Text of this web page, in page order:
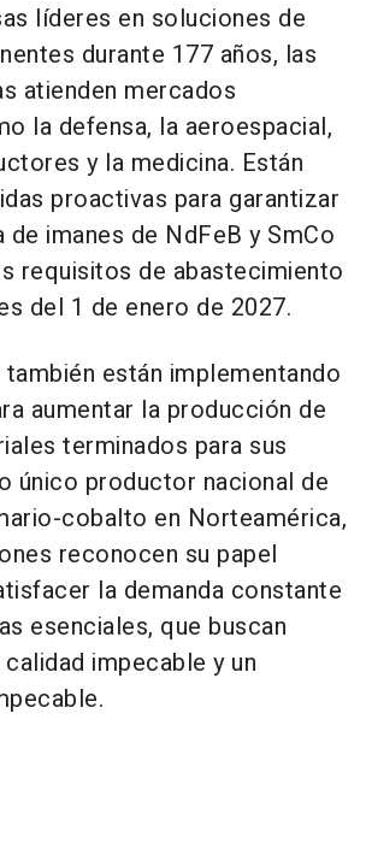
líderes en soluciones de
durante 177 años, las
atienden mercados
la defensa, la aeroespacial,
y la medicina. Están
proactivas para garantizar
imanes de NdFeB y SmCo
requisitos de abastecimiento
del 1 de enero de 2027.
están implementando
aumentar la producción de
terminados para sus
único productor nacional de
cobalto en Norteamérica,
reconocen su papel
la demanda constante
esenciales, que buscan
impecable y un